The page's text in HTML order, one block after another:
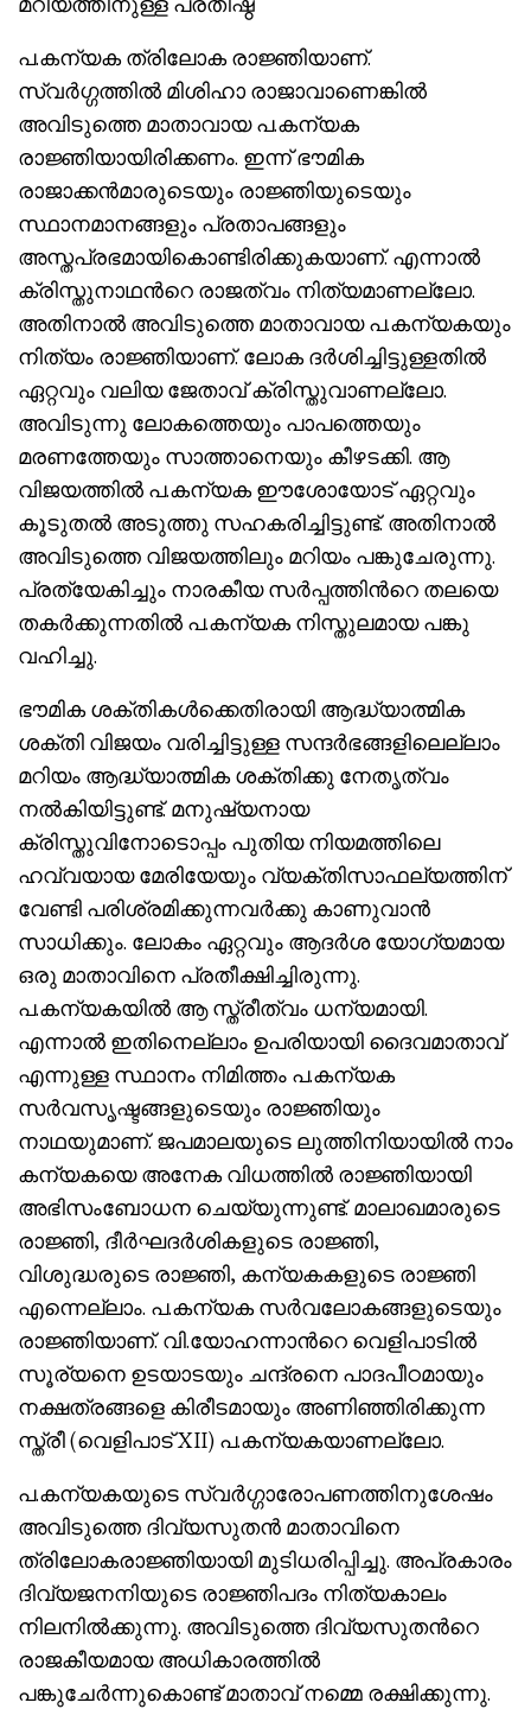
പ.കന്യക ത്രിലോക രാജ്ഞിയാണ്.
സ്വര്‍ഗ്ഗത്തില്‍ മിശിഹാ രാജാവാണെങ്കില്‍
അവിടുത്തെ മാതാവായ പ.കന്യക
രാജ്ഞിയായിരിക്കണം. ഇന്ന് ഭൗമിക
രാജാക്കന്‍മാരുടെയും രാജ്ഞിയുടെയും
സ്ഥാനമാനങ്ങളും പ്രതാപങ്ങളും
അസ്തപ്രഭമായികൊണ്ടിരിക്കുകയാണ്. എന്നാല്‍
ക്രിസ്തുനാഥന്‍റെ രാജത്വം നിത്യമാണല്ലോ.
അതിനാല്‍ അവിടുത്തെ മാതാവായ പ.കന്യകയും
നിത്യം രാജ്ഞിയാണ്. ലോക ദര്‍ശിച്ചിട്ടുള്ളതിൽ
ഏറ്റവും വലിയ ജേതാവ് ക്രിസ്തുവാണല്ലോ.
അവിടുന്നു ലോകത്തെയും പാപത്തെയും
മരണത്തേയും സാത്താനെയും കീഴടക്കി. ആ
വിജയത്തില്‍ പ.കന്യക ഈശോയോട് ഏറ്റവും
കൂടുതല്‍ അടുത്തു സഹകരിച്ചിട്ടുണ്ട്. അതിനാല്‍
അവിടുത്തെ വിജയത്തിലും മറിയം പങ്കുചേരുന്നു.
പ്രത്യേകിച്ചും നാരകീയ സര്‍പ്പത്തിന്‍റെ തലയെ
തകര്‍ക്കുന്നതില്‍ പ.കന്യക നിസ്തുലമായ പങ്കു
വഹിച്ചു.
ഭൗമിക ശക്തികള്‍ക്കെതിരായി ആദ്ധ്യാത്മിക
ശക്തി വിജയം വരിച്ചിട്ടുള്ള സന്ദര്‍ഭങ്ങളിലെല്ലാം
മറിയം ആദ്ധ്യാത്മിക ശക്തിക്കു നേതൃത്വം
നല്‍കിയിട്ടുണ്ട്. മനുഷ്യനായ
ക്രിസ്തുവിനോടൊപ്പം പുതിയ നിയമത്തിലെ
ഹവ്വയായ മേരിയേയും വ്യക്തിസാഫല്യത്തിന്
വേണ്ടി പരിശ്രമിക്കുന്നവര്‍ക്കു കാണുവാന്‍
സാധിക്കും. ലോകം ഏറ്റവും ആദര്‍ശ യോഗ്യമായ
ഒരു മാതാവിനെ പ്രതീക്ഷിച്ചിരുന്നു.
പ.കന്യകയില്‍ ആ സ്ത്രീത്വം ധന്യമായി.
എന്നാല്‍ ഇതിനെല്ലാം ഉപരിയായി ദൈവമാതാവ്
എന്നുള്ള സ്ഥാനം നിമിത്തം പ.കന്യക
സര്‍വസൃഷ്ടങ്ങളുടെയും രാജ്ഞിയും
നാഥയുമാണ്. ജപമാലയുടെ ലുത്തിനിയായില്‍ നാം
കന്യകയെ അനേക വിധത്തില്‍ രാജ്ഞിയായി
അഭിസംബോധന ചെയ്യുന്നുണ്ട്. മാലാഖമാരുടെ
രാജ്ഞി, ദീര്‍ഘദര്‍ശികളുടെ രാജ്ഞി,
വിശുദ്ധരുടെ രാജ്ഞി, കന്യകകളുടെ രാജ്ഞി
എന്നെല്ലാം. പ.കന്യക സര്‍വലോകങ്ങളുടെയും
രാജ്ഞിയാണ്. വി.യോഹന്നാന്‍റെ വെളിപാടില്‍
സൂര്യനെ ഉടയാടയും ചന്ദ്രനെ പാദപീഠമായും
നക്ഷത്രങ്ങളെ കിരീടമായും അണിഞ്ഞിരിക്കുന്ന
സ്ത്രീ (വെളിപാട് XII) പ.കന്യകയാണല്ലോ.
പ.കന്യകയുടെ സ്വര്‍ഗ്ഗാരോപണത്തിനുശേഷം
അവിടുത്തെ ദിവ്യസുതന്‍ മാതാവിനെ
ത്രിലോകരാജ്ഞിയായി മുടിധരിപ്പിച്ചു. അപ്രകാരം
ദിവ്യജനനിയുടെ രാജ്ഞിപദം നിത്യകാലം
നിലനില്‍ക്കുന്നു. അവിടുത്തെ ദിവ്യസുതന്‍റെ
രാജകീയമായ അധികാരത്തില്‍
പങ്കുചേര്‍ന്നുകൊണ്ട് മാതാവ് നമ്മെ രക്ഷിക്കുന്നു.